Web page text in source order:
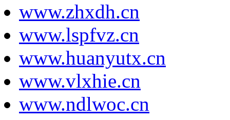
www.zhxdh.cn
www.lspfvz.cn
www.huanyutx.cn
www.vlxhie.cn
www.ndlwoc.cn